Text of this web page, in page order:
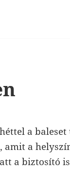
a
amit a
a biztosító